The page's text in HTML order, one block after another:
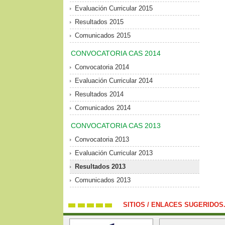
Evaluación Curricular 2015
Resultados 2015
Comunicados 2015
CONVOCATORIA CAS 2014
Convocatoria 2014
Evaluación Curricular 2014
Resultados 2014
Comunicados 2014
CONVOCATORIA CAS 2013
Convocatoria 2013
Evaluación Curricular 2013
Resultados 2013
Comunicados 2013
SITIOS / ENLACES